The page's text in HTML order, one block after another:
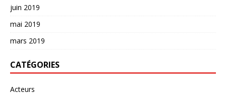
juin 2019
mai 2019
mars 2019
CATÉGORIES
Acteurs